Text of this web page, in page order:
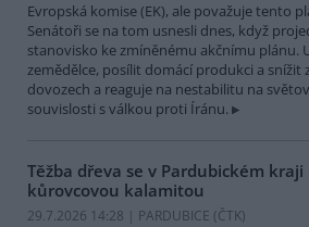
Evropská komise (EK), ale považuje tento
Senátoři se na tom usnesli dnes, když
stanovisko ke zmíněnému akčnímu plánu.
zemědělce, posílit domácí produkci a snížit
dovozech a reaguje na nestabilitu na
souvislosti s válkou proti Íránu.
Těžba dřeva se v Pardubickém
kůrovcovou kalamitou
29.7.2026 14:28 | PARDUBICE (ČTK)